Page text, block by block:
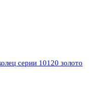
серии 10120 золото